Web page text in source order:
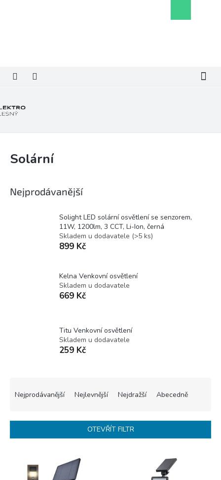
košík
Solární
Nejprodávanější
Solight LED solární osvětlení se senzorem,
11W, 1200lm, 3 CCT, Li-Ion, černá
Skladem u dodavatele (>5 ks)
899 Kč
Kelna Venkovní osvětlení
Skladem u dodavatele
669 Kč
Titu Venkovní osvětlení
Skladem u dodavatele
259 Kč
í
Nejprodávanější Nejlevnější Nejdražší Abecedně
OTEVŘÍT FILTR